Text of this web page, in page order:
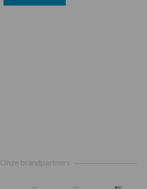
Onze brandpartners